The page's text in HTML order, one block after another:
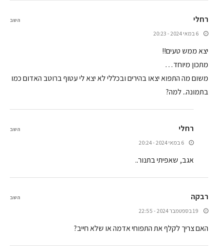
רחלי
6 במאי 2024 - 20:23
יצא ממש טעים!!
מתכון מיוחד…
משום מה התפוא יצאו בהירים ובכללי לא יצא לי עטוף ברוטב האדום כמו
בתמונה.. למה?
השב
רחלי
6 במאי 2024 - 20:24
אגב, שאפיתי בתנור..
השב
רבקה
19 בספטמבר 2024 - 22:55
האם צריך לקלף את התפוחי אדמה או שלא חייב?
השב